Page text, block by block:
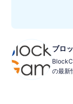
ブロ
の最新